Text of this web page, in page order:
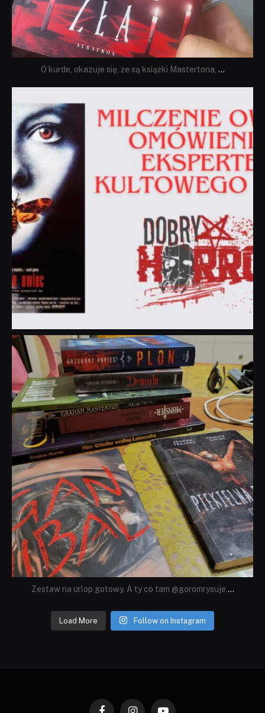
O kurde, okazuje się, że są książki Mastertona, ...
dobryhorror
Lip 31
Zestaw na urlop gotowy. A ty co tam @goromrysuje ...
Load More Follow on Instagram